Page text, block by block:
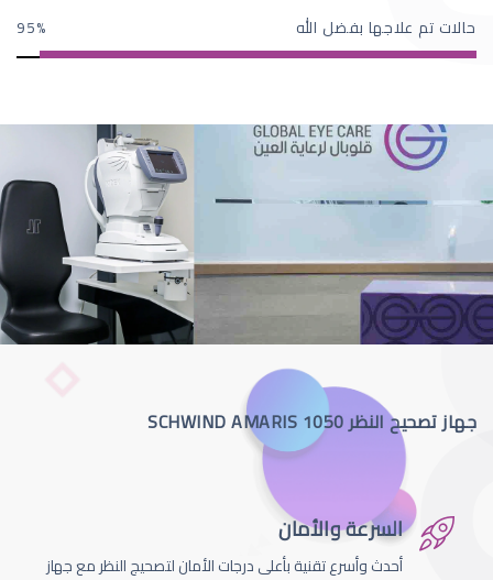
حالات تم علاجها بفضل الله 95
جهاز تصحيح النظر SCHWIND AMARIS 1050
السرعة والأمان
أحدث وأسرع تقنية بأعلى درجات الأمان لتصحيج النظر مع جهاز